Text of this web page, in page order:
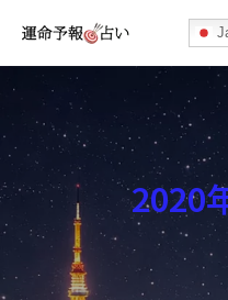
運命予報占い
運命予報占いとは
あなたの所属部屋を探そう！
最恐の相性占い
2020